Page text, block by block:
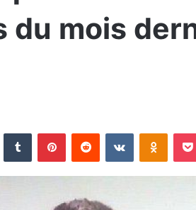
mois